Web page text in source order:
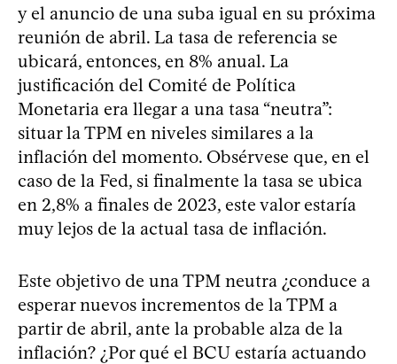
y el anuncio de una suba igual en su próxima
reunión de abril. La tasa de referencia se
ubicará, entonces, en 8% anual. La
justificación del Comité de Política
Monetaria era llegar a una tasa “neutra”:
situar la TPM en niveles similares a la
inflación del momento. Obsérvese que, en el
caso de la Fed, si finalmente la tasa se ubica
en 2,8% a finales de 2023, este valor estaría
muy lejos de la actual tasa de inflación.
Este objetivo de una TPM neutra ¿conduce a
esperar nuevos incrementos de la TPM a
partir de abril, ante la probable alza de la
inflación? ¿Por qué el BCU estaría actuando